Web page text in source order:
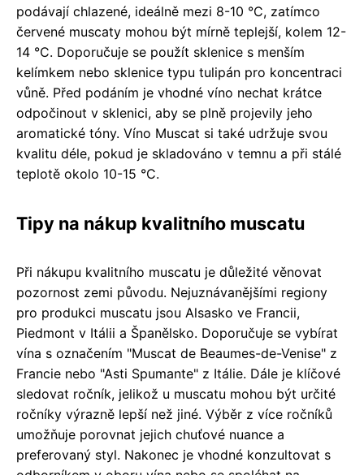
podávají chlazené, ideálně mezi 8-10 °C, zatímco
červené muscaty mohou být mírně teplejší, kolem 12-
14 °C. Doporučuje se použít sklenice s menším
kelímkem nebo sklenice typu tulipán pro koncentraci
vůně. Před podáním je vhodné víno nechat krátce
odpočinout v sklenici, aby se plně projevily jeho
aromatické tóny. Víno Muscat si také udržuje svou
kvalitu déle, pokud je skladováno v temnu a při stálé
teplotě okolo 10-15 °C.
Tipy na nákup kvalitního muscatu
Při nákupu kvalitního muscatu je důležité věnovat
pozornost zemi původu. Nejuznávanějšími regiony
pro produkci muscatu jsou Alsasko ve Francii,
Piedmont v Itálii a Španělsko. Doporučuje se vybírat
vína s označením "Muscat de Beaumes-de-Venise" z
Francie nebo "Asti Spumante" z Itálie. Dále je klíčové
sledovat ročník, jelikož u muscatu mohou být určité
ročníky výrazně lepší než jiné. Výběr z více ročníků
umožňuje porovnat jejich chuťové nuance a
preferovaný styl. Nakonec je vhodné konzultovat s